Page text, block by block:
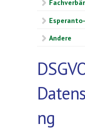
Andere
ng